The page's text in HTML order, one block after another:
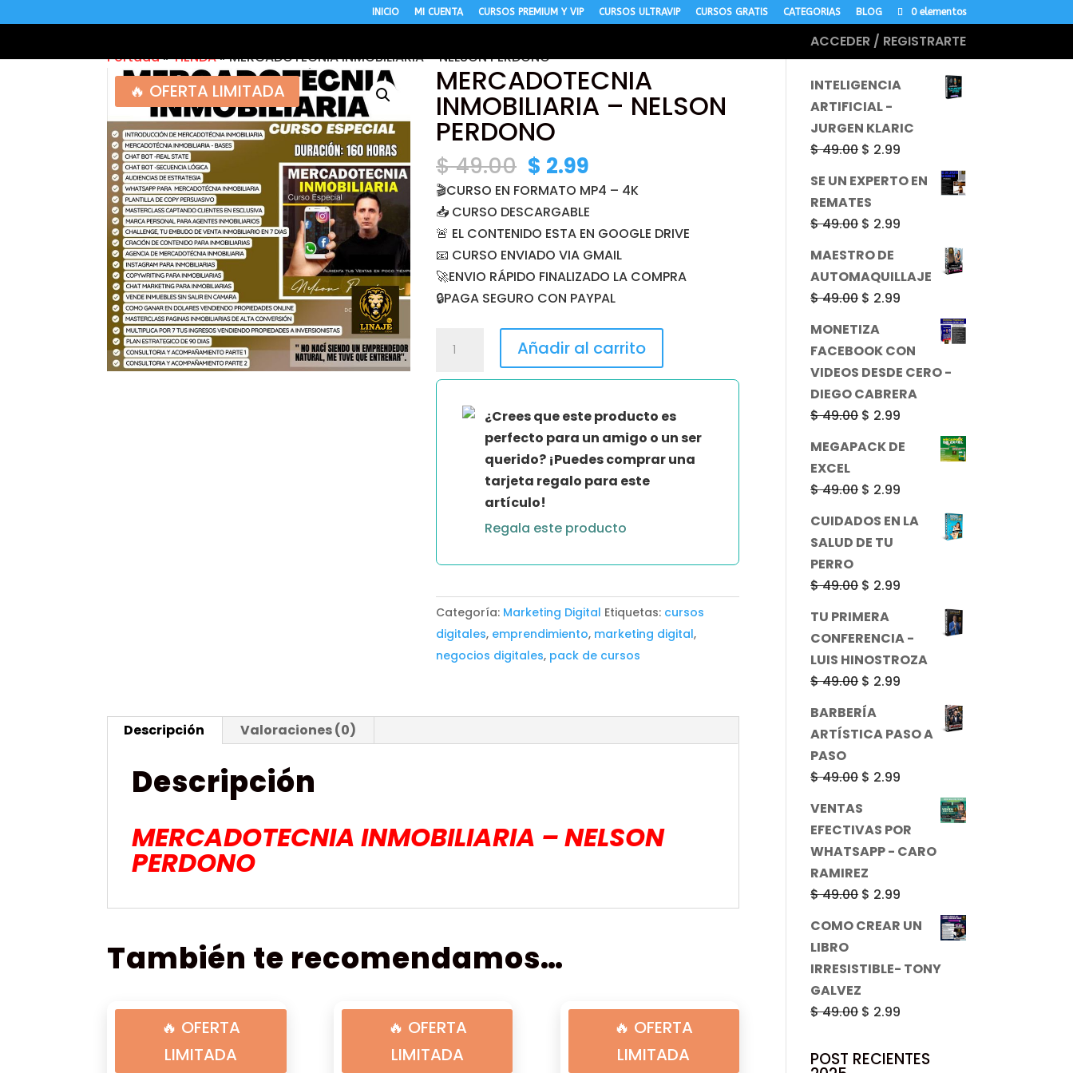
INICIO MI CUENTA CURSOS PREMIUM Y VIP CURSOS ULTRAVIP CURSOS GRATIS CATEGORIAS BLOG 0 elementos
ACCEDER / REGISTRARTE
Portada»TIENDA»MERCADOTECNIA INMOBILIARIA – NELSON PERDONO
🔥 OFERTA LIMITADA MERCADOTECNIA
INMOBILIARIA – NELSON
PERDONO
$49.00 El
precio
original
era:
$ 49.00.
$ 2.99
precio
actual
es:
$ 2.99.
🎬CURSO EN FORMATO MP4 – 4K
📥 CURSO DESCARGABLE
🚨 EL CONTENIDO ESTA EN GOOGLE DRIVE
📧 CURSO ENVIADO VIA GMAIL
🚀ENVIO RÁPIDO FINALIZADO LA COMPRA
🔒PAGA SEGURO CON PAYPAL
MERCADOTECNIA
INMOBILIARIA
-
NELSON
PERDONO
cantidad
Añadir al carrito
¿Crees que este producto es
perfecto para un amigo o un ser
querido? ¡Puedes comprar una
tarjeta regalo para este
artículo!
Regala este producto
Categoría: Marketing Digital Etiquetas: cursos
digitales, emprendimiento, marketing digital,
negocios digitales, pack de cursos
Descripción Valoraciones (0)
Descripción
MERCADOTECNIA INMOBILIARIA – NELSON
PERDONO
También te recomendamos…
🔥 OFERTA
LIMITADA
🔥 OFERTA
LIMITADA
🔥 OFERTA
LIMITADA
MÁS CURSOS
INTELIGENCIA
ARTIFICIAL -
JURGEN KLARIC
$49.00 El
era:
$ 49.00.
$ 2.99
precio
actual
SE UN EXPERTO EN
REMATES
$49.00 El
era:
$ 49.00.
$ 2.99
MAESTRO DE
AUTOMAQUILLAJE
$49.00 El
$ 2.99
precio
actual
MONETIZA
FACEBOOK CON
VIDEOS DESDE CERO -
DIEGO CABRERA
$49.00 El
era:
$ 49.00.
$ 2.99
precio
actual
MEGAPACK DE
EXCEL
$49.00 El
$ 49.00.
$ 2.99
CUIDADOS EN LA
SALUD DE TU
PERRO
$49.00 El
$ 49.00.
$ 2.99
TU PRIMERA
CONFERENCIA -
LUIS HINOSTROZA
$49.00 El
precio
$ 49.00.
$ 2.99
BARBERÍA
ARTÍSTICA PASO A
PASO
$49.00 El
$ 2.99
precio
actual
VENTAS
EFECTIVAS POR
WHATSAPP - CARO
RAMIREZ
$49.00 El
$ 2.99
precio
actual
COMO CREAR UN
LIBRO
IRRESISTIBLE- TONY
GALVEZ
$49.00 El
original
$ 2.99
actual
POST RECIENTES